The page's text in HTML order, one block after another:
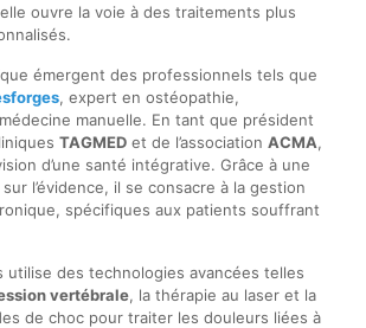
ouvre la voie à des traitements plus
émergent des professionnels tels que
, expert en ostéopathie,
manuelle. En tant que président
TAGMEDet de l’association ACMA,
d’une santé intégrative. Grâce à une
l’évidence, il se consacre à la gestion
spécifiques aux patients souffrant
utilise des technologies avancées telles
vertébrale, la thérapie au laser et la
de choc pour traiter les douleurs liées à